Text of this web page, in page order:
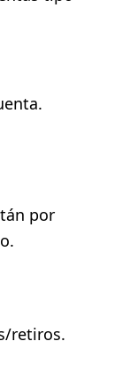
por
retiros.